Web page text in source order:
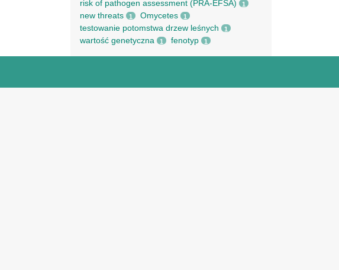
risk of pathogen assessment (PRA-EFSA) 1
new threats 1 Omycetes 1
testowanie potomstwa drzew leśnych 1
wartość genetyczna 1 fenotyp 1